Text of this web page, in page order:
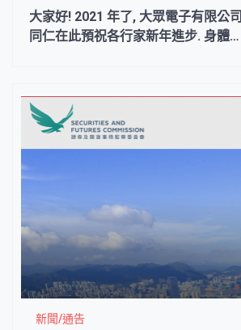
大家好! 2021 年了, 大眾電子有限公司
同仁在此預祝各行家新年進步. 身體健
新聞/通告